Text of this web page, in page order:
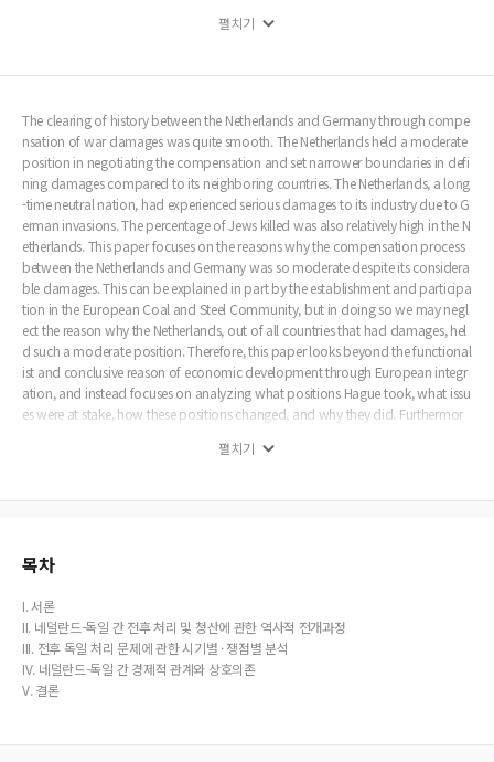
트너였으며 상호 경제의존의 수준은 다른 국가들에 비해 월등히 높았다. 하지만 종전 직
다. 이를 탈피하기 위한 상업적 고려가 다른 정치적 고려들보다 우선되어졌고, 연합국의
결국 전후 독일 문제 해결에 대한 다양한 쟁점들은 온건한 입장을 고수하던 정치인들과
산업계의 경제적 입장을 강조하는 방향으로 수렴되어졌다.
펼치기
The clearing of history between the Netherlands and Germany through compe
nsation of war damages was quite smooth. The Netherlands held a moderate
position in negotiating the compensation and set narrower boundaries in defi
ning damages compared to its neighboring countries. The Netherlands, a long
-time neutral nation, had experienced serious damages to its industry due to G
erman invasions. The percentage of Jews killed was also relatively high in the N
etherlands. This paper focuses on the reasons why the compensation process
between the Netherlands and Germany was so moderate despite its considera
ble damages. This can be explained in part by the establishment and participa
tion in the European Coal and Steel Community, but in doing so we may negl
ect the reason why the Netherlands, out of all countries that had damages, hel
d such a moderate position. Therefore, this paper looks beyond the functional
ist and conclusive reason of economic development through European integr
ation, and instead focuses on analyzing what positions Hague took, what issu
es were at stake, how these positions changed, and why they did. Furthermor
moderate position ultimately taken by the Dutch Government. The Netherland
to the start of World War II, Germany had been the Netherlands biggest tradin
o the recovery of this treasured trading relationship. To overcome this, comme
allowed consensus on the German issue. The many opinions regarding the ma
tter was ultimately absorbed into those of the moderate politicians.
펼치기
목차
I. 서론
II. 네덜란드-독일 간 전후 처리 및 청산에 관한 역사적 전개과정
III. 전후 독일 처리 문제에 관한 시기별 · 쟁점별 분석
IV. 네덜란드-독일 간 경제적 관계와 상호의존
V. 결론